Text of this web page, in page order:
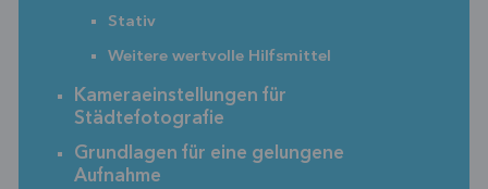
Stativ
Weitere wertvolle Hilfsmittel
Kameraeinstellungen für
Städtefotografie
Grundlagen für eine gelungene
Aufnahme